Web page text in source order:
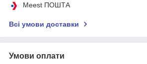
Meest ПОШТА
Всі умови доставки
Умови оплати